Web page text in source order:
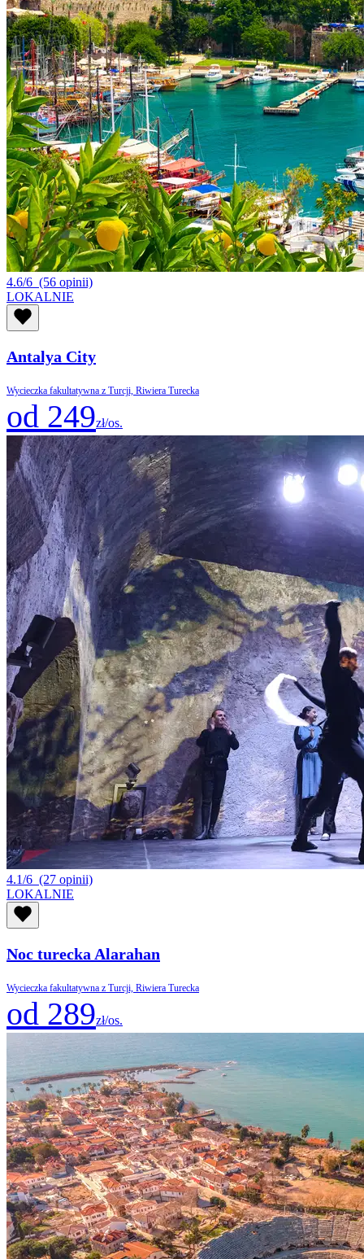
4.6/6 (56 opinii)
LOKALNIE
Antalya City
Wycieczka fakultatywna z Turcji, Riwiera Turecka
od 249zł/os.
4.1/6 (27 opinii)
LOKALNIE
Noc turecka Alarahan
Wycieczka fakultatywna z Turcji, Riwiera Turecka
od 289zł/os.